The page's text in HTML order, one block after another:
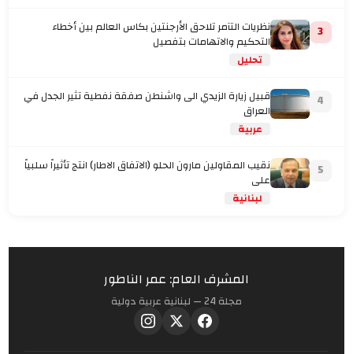
3 نظريات التآمر تلاحق الأرجنتين بكاس العالم بين أخطاء
التحكيم والاتهامات بتفصيل
تحليل
4 قبيل زيارة الزيدي الى واشنطن صفقة نفطية تثير الجدل في
العراق
عربية
5 نقيب المقاولين مارون الحلو (الاتفاق الاطار) انتج تأثيراً سلبياً
على
لبنانية
المشرف العام: عمر الناطور
مجلة 24 — لبنانية عربية دولية